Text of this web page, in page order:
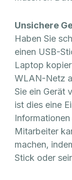
Unsichere
Haben Sie
einen USB-
Laptop
WLAN-Netz
Sie ein Gerät
ist dies eine
Mitarbeiter
machen,
Stick oder